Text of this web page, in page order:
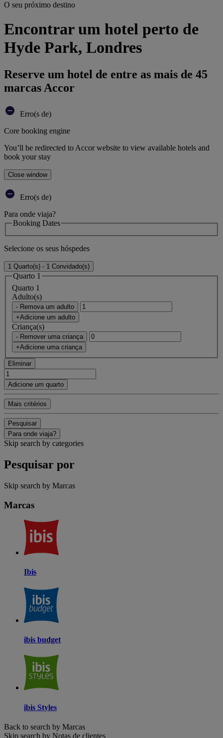
O seu próximo destino
Encontrar um hotel perto de
Hyde Park, Londres
Reserve um hotel de entre as mais de 45
marcas Accor
Erro(s de)
Core booking engine
You’ll be redirected to Accor website to view available hotels and
book your stay
Close window
Erro(s de)
Para onde viaja?
Booking Dates
Selecione os seus hóspedes
1 Quarto(s) - 1 Convidado(s)
Quarto 1
Quarto 1
Adulto(s)
- Remova um adulto
+Adicione um adulto
Criança(s)
- Remover uma criança
+Adicione uma criança
Eliminar
Adicione um quarto
Mais critérios
Pesquisar
Para onde viaja?
Skip search by categories
Pesquisar por
Skip search by Marcas
Marcas
Ibis
ibis budget
ibis Styles
Back to search by Marcas
Skip search by Notas de clientes